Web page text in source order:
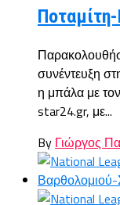
συνέντευξη
η μπάλα με
star24.gr, με...
By Γιώργος